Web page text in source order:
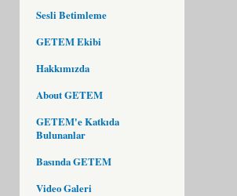
Sesli Betimleme
GETEM Ekibi
Hakkımızda
About GETEM
GETEM'e Katkıda
Bulunanlar
Basında GETEM
Video Galeri